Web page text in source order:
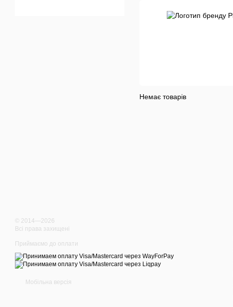
Немає товарів
© 2014—2026
Всі права захищені
Приймаємо до оплати
Мобільна версія